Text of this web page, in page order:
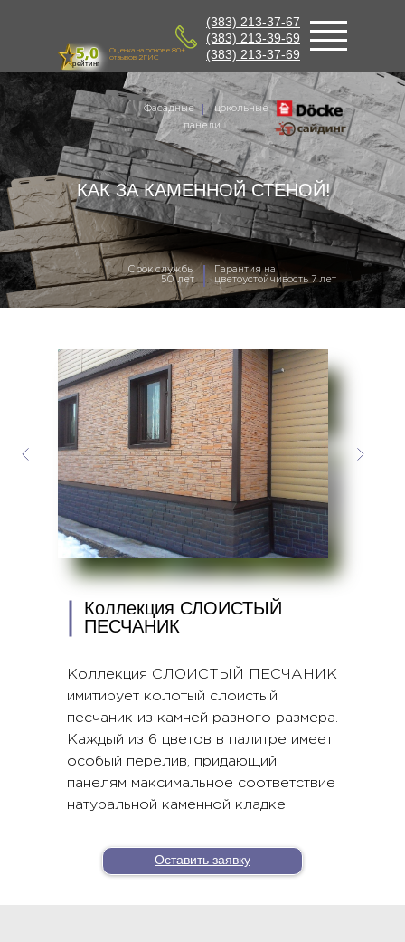
(383) 213-39-69
(383) 213-37-67
(383) 213-37-69
рейтинг
Оценка на основе 80+
отзывов 2ГИС
цокольные
панели
Фасадные
Срок службы
50 лет
Гарантия на
цветоустойчивость 7 лет
КАК ЗА КАМЕННОЙ СТЕНОЙ!
Коллекция СЛОИСТЫЙ
ПЕСЧАНИК
Коллекция СЛОИСТЫЙ ПЕСЧАНИК
имитирует колотый слоистый
песчаник из камней разного размера.
Каждый из 6 цветов в палитре имеет
особый перелив, придающий
панелям максимальное соответствие
натуральной каменной кладке.
Оставить заявку